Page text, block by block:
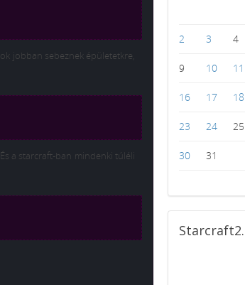
jobban sebeznek épületetkre,
a starcraft-ban mindenki túléli
2 3 4
9 10 11
16 17 18
23 24 25
30 31